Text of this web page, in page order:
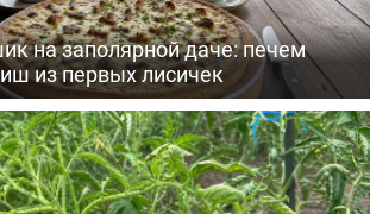
на заполярной даче: печем
из первых лисичек